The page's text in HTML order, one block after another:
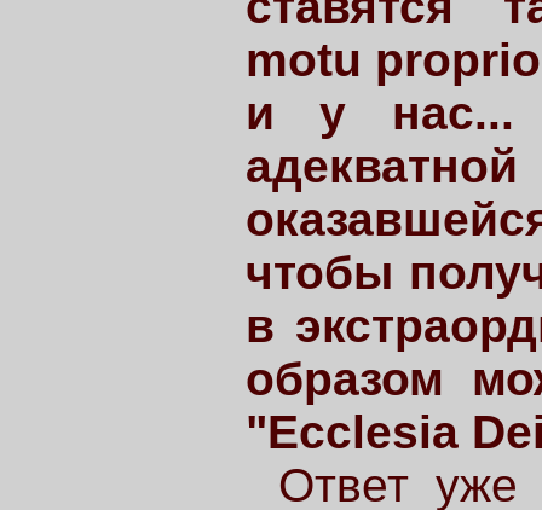
motu
и у нас...
чтобы
в
образом
"Ecclesia
Ответ уже